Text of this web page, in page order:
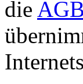
die AGB